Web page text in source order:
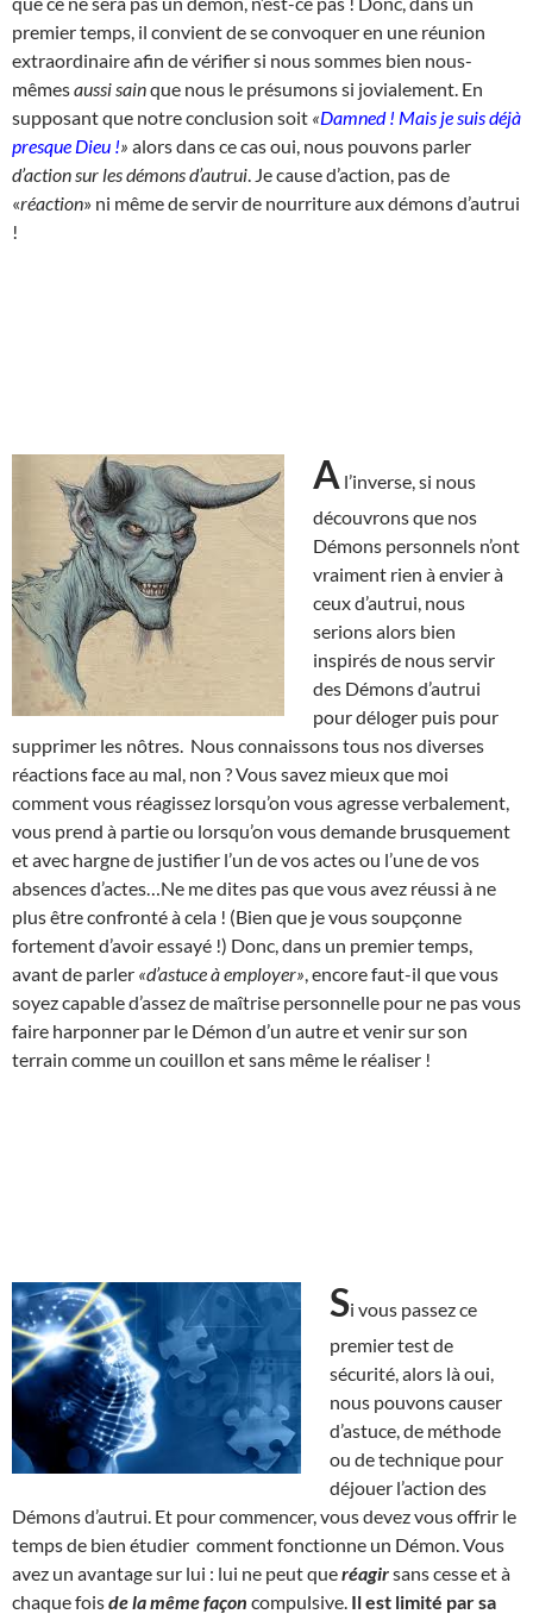
premier temps, il convient de se convoquer en une réunion
extraordinaire afin de vérifier si nous sommes bien nous-
mêmesaussi sainque nous le présumons si jovialement. En
supposant que notre conclusion soit «Damned ! Mais je suis déjà
presque Dieu !» alors dans ce cas oui, nous pouvons parler
d’action sur les démons d’autrui . Je cause d’action, pas de
«réaction» ni même de servir de nourriture aux démons d’autrui
!
A l’inverse, si nous
découvrons que nos
Démons personnels n’ont
vraiment rien à envier à
ceux d’autrui, nous
serions alors bien
inspirés de nous servir
des Démons d’autrui
pour déloger puis pour
supprimer les nôtres. Nous connaissons tous nos diverses
réactions face au mal, non ? Vous savez mieux que moi
comment vous réagissez lorsqu’on vous agresse verbalement,
vous prend à partie ou lorsqu’on vous demande brusquement
et avec hargne de justifier l’un de vos actes ou l’une de vos
absences d’actes…Ne me dites pas que vous avez réussi à ne
plus être confronté à cela ! (Bien que je vous soupçonne
fortement d’avoir essayé !) Donc, dans un premier temps,
avant de parler «d’astuce à employer» , encore faut-il que vous
soyez capable d’assez de maîtrise personnelle pour ne pas vous
faire harponner par le Démon d’un autre et venir sur son
terrain comme un couillon et sans même le réaliser !
Si vous passez ce
premier test de
sécurité, alors là oui,
nous pouvons causer
d’astuce, de méthode
ou de technique pour
déjouer l’action des
Démons d’autrui. Et pour commencer, vous devez vous offrir le
temps de bien étudier comment fonctionne un Démon. Vous
avez un avantage sur lui : lui ne peut queréagirsans cesse et à
chaque foisde la même façon compulsive. Il est limité par sa